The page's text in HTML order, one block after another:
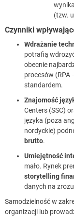
(tzw.
Czynniki
Wdrażanie
potrafią
obecnie
procesów (RPA
standardem.
Znajomość
Centers (SSC)
języka (poza
nordyckie)
brutto.
Umiejętność
mało. Rynek
storytelling
danych na
Samodzielność w
organizacji lub